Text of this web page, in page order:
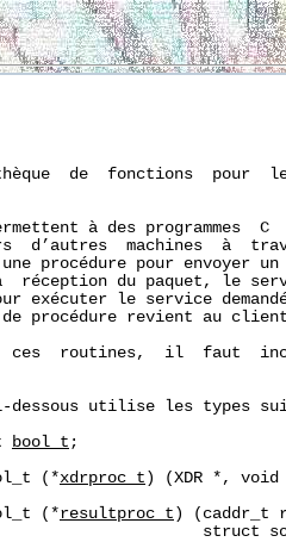
de  fonctions  pour
à des programmes  C
d’autres  machines  à
procédure pour envoyer
réception du paquet, le
exécuter le service
procédure revient au
ces  routines,  il  faut
dessous utilise les types
bool_t ;
(*
xdrproc_t ) (XDR *,
(*
resultproc_t ) (caddr_t
struct